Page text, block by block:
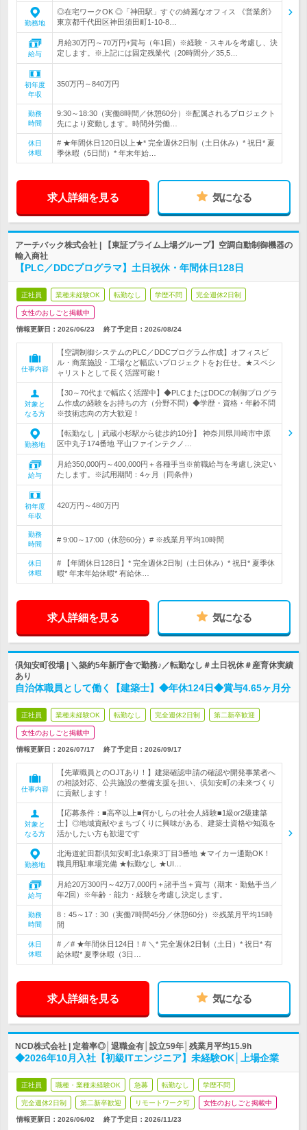
勤務地
◎在宅ワークOK ◎「神田駅」すぐの綺麗なオフィス 《営業所》
東京都千代田区神田須田町1-10-8…
給与
月給30万円～70万円+賞与（年1回）※経験・スキルを考慮し、決
定します。※上記には固定残業代（20時間分／35,5…
初年度
年収
350万円～840万円
勤務
時間
9:30～18:30（実働8時間／休憩60分）※配属されるプロジェクト
先により変動します。時間外労働…
休日
休暇
# ★年間休日120日以上★* 完全週休2日制（土日休み）* 祝日* 夏
季休暇（5日間）* 年末年始…
求人詳細を見る 気になる
アーチバック株式会社 | 【東証プライム上場グループ】空調自動制御機器の
輸入商社
【PLC／DDCプログラマ】土日祝休・年間休日128日
正社員 業種未経験OK 転勤なし 学歴不問 完全週休2日制
女性のおしごと掲載中
情報更新日：2026/06/23 終了予定日： 2026/08/24
仕事内容
【空調制御システムのPLC／DDCプログラム作成】オフィスビ
ル・商業施設・工場など幅広いプロジェクトをお任せ。★スペシ
ャリストとして長く活躍可能！
対象と
なる方
【30～70代まで幅広く活躍中】◆PLCまたはDDCの制御プログラ
ム作成の経験をお持ちの方（分野不問）◆学歴・資格・年齢不問
※技術志向の方大歓迎！
勤務地
【転勤なし｜武蔵小杉駅から徒歩約10分】 神奈川県川崎市中原
区中丸子174番地 平山ファインテクノ…
給与
月給350,000円～400,000円＋各種手当※前職給与を考慮し決定い
たします。※試用期間：4ヶ月（同条件）
初年度
年収
420万円～480万円
勤務
時間
# 9:00～17:00（休憩60分）# ※残業月平均10時間
休日
休暇
# 【年間休日128日】* 完全週休2日制（土日休み）* 祝日* 夏季休
暇* 年末年始休暇* 有給休…
求人詳細を見る 気になる
倶知安町役場 | ＼築約5年新庁舎で勤務♪／転勤なし＃土日祝休＃産育休実績
あり
自治体職員として働く【建築士】◆年休124日◆賞与4.65ヶ月分
正社員 業種未経験OK 転勤なし 完全週休2日制 第二新卒歓迎
女性のおしごと掲載中
情報更新日：2026/07/17 終了予定日： 2026/09/17
仕事内容
【先輩職員とのOJTあり！】建築確認申請の確認や開発事業者へ
の相談対応、公共施設の整備支援を担い、倶知安町の未来づくり
に貢献します！
対象と
なる方
【応募条件：■高卒以上■何かしらの社会人経験■1級or2級建築
士】◎地域貢献やまちづくりに興味がある、建築士資格や知識を
活かしたい方も歓迎です
勤務地
北海道虻田郡倶知安町北1条東3丁目3番地 ★マイカー通勤OK！
職員用駐車場完備 ★転勤なし ★UI…
給与
月給20万300円～42万7,000円＋諸手当＋賞与（期末・勤勉手当／
年2回）※年齢・能力・経験を考慮し決定します。
勤務
時間
8：45～17：30（実働7時間45分／休憩60分）※残業月平均15時
間
休日
休暇
# ／# ★年間休日124日！# ＼* 完全週休2日制（土日）* 祝日* 有
給休暇* 夏季休暇（3日…
求人詳細を見る 気になる
NCD株式会社 | 定着率◎│退職金有│設立59年│残業月平均15.9h
◆2026年10月入社【初級ITエンジニア】未経験OK│上場企業
正社員 職種・業種未経験OK 急募 転勤なし 学歴不問
完全週休2日制 第二新卒歓迎 リモートワーク可 女性のおしごと掲載中
情報更新日：2026/06/02 終了予定日： 2026/11/23